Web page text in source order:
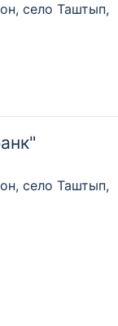
село Таштып,
село Таштып,